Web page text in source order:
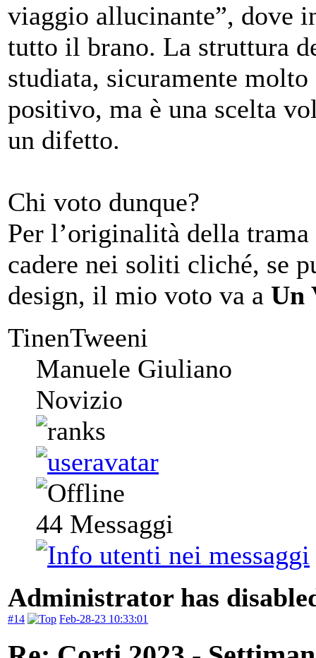
viaggio allucinante”, dove
tutto il brano. La struttura
studiata, sicuramente
positivo, ma è una scelta
un difetto.
Chi voto dunque?
Per l’originalità della
cadere nei soliti cliché, se
design, il mio voto va a Un
TinenTweeni
Manuele Giuliano
Novizio
44 Messaggi
Administrator has
#14 Feb-28-23 10:33:01